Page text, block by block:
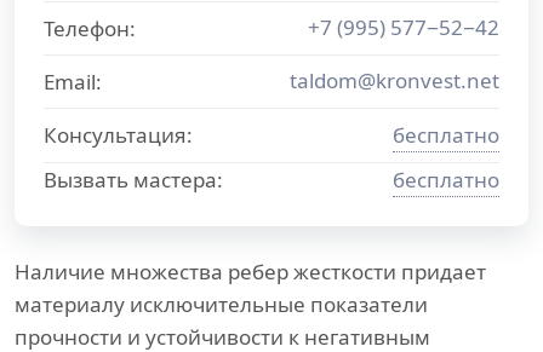
Телефон:
+7 (995) 577−52−42
Email:
taldom@kronvest.net
Консультация:
бесплатно
Вызвать мастера:
бесплатно
Наличие множества ребер жесткости придает
материалу исключительные показатели
прочности и устойчивости к негативным